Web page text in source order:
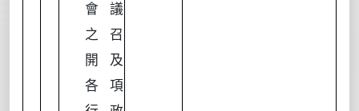
會議
之召
開及
各項